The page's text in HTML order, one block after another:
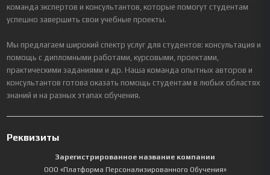
команда экспертов и консультантов, которые помогут студентам
успешно завершить свои учебные проекты.
Мы предлагаем широкий спектр услуг для студентов: консультация и
помощь с дипломными работами, курсовыми, проектами,
практическими заданиями и др. Наша команда опытных авторов и
консультантов готова оказать помощь студентам в любых областях
знаний и на разных этапах обучения.
Реквизиты
Зарегистрированное название компании
ООО «Платформа Персонализированного Обучения»